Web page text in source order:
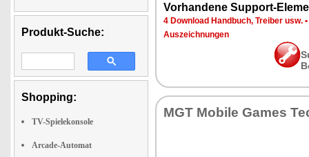
Produkt-Suche:
Shopping:
TV-Spielekonsole
Arcade-Automat
Vorhandene Support-
4 Download Handbuch, Treiber usw. •
Auszeichnungen
MGT Mobile Games